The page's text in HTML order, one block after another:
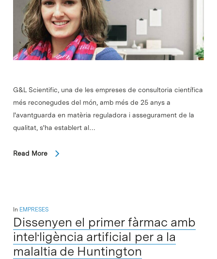
G&L Scientific, una de les empreses de consultoria científica
més reconegudes del món, amb més de 25 anys a
l'avantguarda en matèria reguladora i assegurament de la
qualitat, s'ha establert al…
Read More
In EMPRESES
Dissenyen el primer fàrmac amb
intel·ligència artificial per a la
malaltia de Huntington